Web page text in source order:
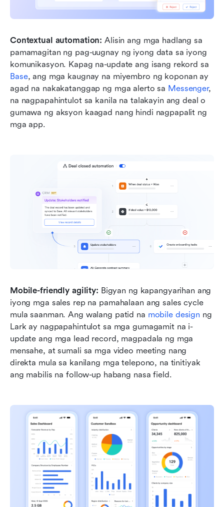
Contextual automation: Alisin ang mga hadlang sa
pamamagitan ng pag-uugnay ng iyong data sa iyong
Base, ang mga kaugnay na miyembro ng koponan ay
agad na nakakatanggap ng mga alerto sa Messenger,
na nagpapahintulot sa kanila na talakayin ang deal o
gumawa ng aksyon kaagad nang hindi nagpapalit ng
mga app.
Mobile-friendly agility: Bigyan ng kapangyarihan ang
iyong mga sales rep na pamahalaan ang sales cycle
mula saanman. Ang walang patid na mobile design ng
Lark ay nagpapahintulot sa mga gumagamit na i-
update ang mga lead record, magpadala ng mga
mensahe, at sumali sa mga video meeting nang
direkta mula sa kanilang mga telepono, na tinitiyak
ang mabilis na follow-up habang nasa field.